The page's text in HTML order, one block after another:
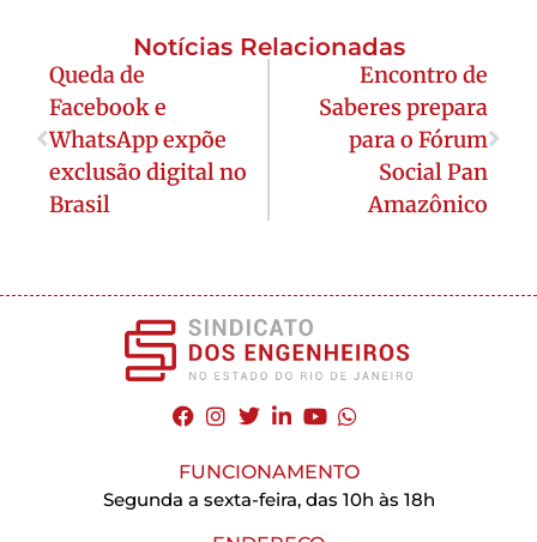
Notícias Relacionadas
Queda de
Facebook e
WhatsApp expõe
exclusão digital no
Brasil
Encontro de
Saberes prepara
para o Fórum
Social Pan
Amazônico
FUNCIONAMENTO
Segunda a sexta-feira, das 10h às 18h